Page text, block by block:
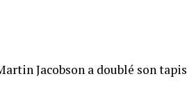
Jacobson a doublé son tapis